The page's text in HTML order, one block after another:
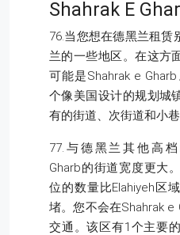
Shahrak E
76.当您想在德黑兰租赁
兰的一些地区。在这方
可能是Shahrak e
个像美国设计的规划城
有的街道、次街道和小巷
77.与德黑兰其他高
Gharb的街道宽度更大
位的数量比Elahiyeh区
堵。您不会在Shahrak e
交通。该区有1个主要